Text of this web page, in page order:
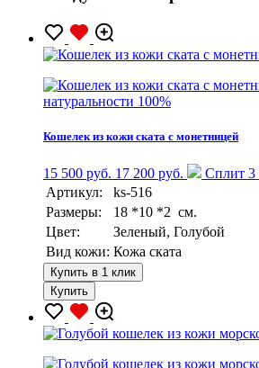
натуральности 100%
Кошелек из кожи ската с монетницей
15 500 руб. 17 200 руб.
Сплит 3
Артикул:
ks-516
Размеры:
18 *10 *2 см.
Цвет:
Зеленый, Голубой
Вид кожи: Кожа ската
Купить в 1 клик
Купить